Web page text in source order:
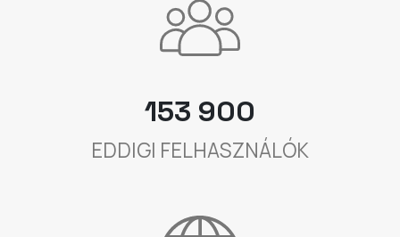
153 900
EDDIGI FELHASZNÁLÓK